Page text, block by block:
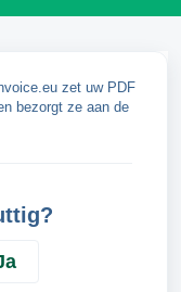
zet uw PDF
bezorgt ze aan de